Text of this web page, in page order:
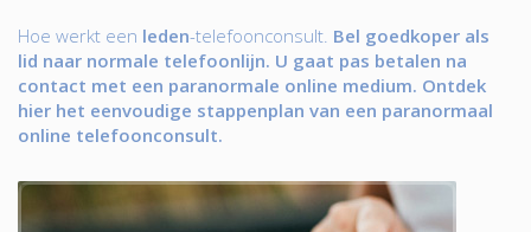
Hoe werkt een leden-telefoonconsult. Bel goedkoper als
lid naar normale telefoonlijn. U gaat pas betalen na
contact met een paranormale online medium. Ontdek
hier het eenvoudige stappenplan van een paranormaal
online telefoonconsult.